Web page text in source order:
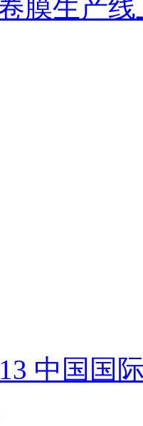
膜生产
中国国